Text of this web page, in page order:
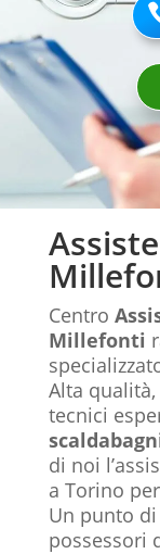
Centro
Millefonti
Alta
tecnici
di noi
a Torino
Un punto
possessori